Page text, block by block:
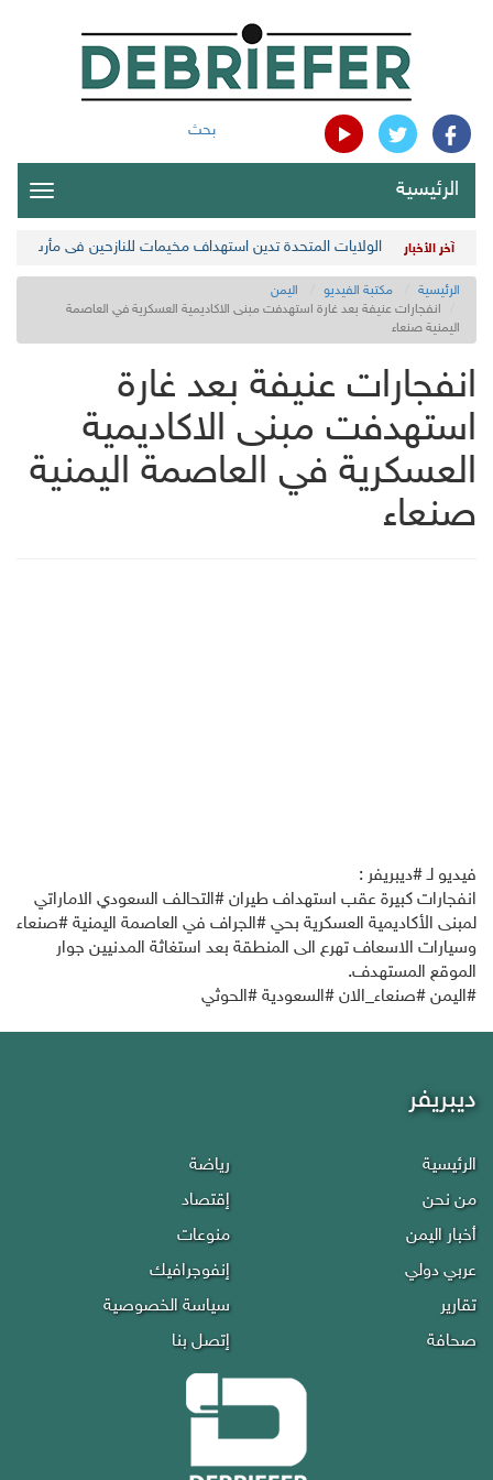
بحث
الرئيسية
آخر الأخبار الولايات المتحدة تدين استهداف مخيمات للنازحين في مأرب
الرئيسية مكتبة الفيديو
اليمن
انفجارات عنيفة بعد غارة استهدفت مبنى الاكاديمية العسكرية في العاصمة
اليمنية صنعاء
انفجارات عنيفة بعد غارة
استهدفت مبنى الاكاديمية
العسكرية في العاصمة اليمنية
صنعاء
فيديو لـ ‫#ديبريفر‬ :
انفجارات كبيرة عقب استهداف طيران ‫#التحالف‬ السعودي الاماراتي
لمبنى الأكاديمية العسكرية بحي ‫#الجراف‬ في العاصمة اليمنية ‫#صنعاء‬
وسيارات الاسعاف تهرع الى المنطقة بعد استغاثة المدنيين جوار
الموقع المستهدف.
‫#اليمن‬ ‫#صنعاء_الان‬ ‫#السعودية‬ ‫#الحوثي‬
ديبريفر
الرئيسية
من نحن
أخبار اليمن
عربي دولي
تقارير
صحافة
رياضة
إقتصاد
منوعات
إنفوجرافيك
سياسة الخصوصية
إتصل بنا